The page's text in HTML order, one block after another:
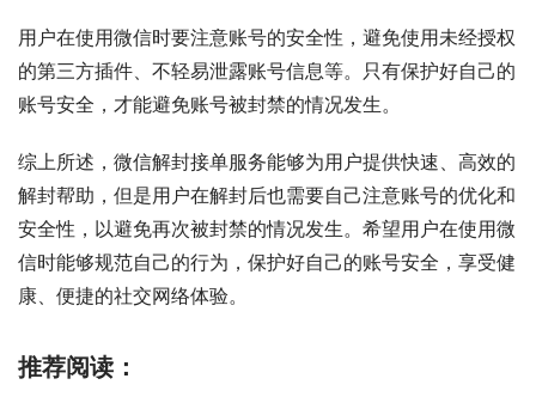
用户在使用微信时要注意账号的安全性，避免使用未经授权
的第三方插件、不轻易泄露账号信息等。只有保护好自己的
账号安全，才能避免账号被封禁的情况发生。
综上所述，微信解封接单服务能够为用户提供快速、高效的
解封帮助，但是用户在解封后也需要自己注意账号的优化和
安全性，以避免再次被封禁的情况发生。希望用户在使用微
信时能够规范自己的行为，保护好自己的账号安全，享受健
康、便捷的社交网络体验。
推荐阅读：